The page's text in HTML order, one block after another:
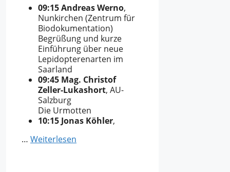
09:15 Andreas Werno,
Nunkirchen (Zentrum für
Biodokumentation)
Begrüßung und kurze
Einführung über neue
Lepidopterenarten im
Saarland
09:45 Mag. Christof
Zeller-Lukashort, AU-
Salzburg
Die Urmotten
10:15 Jonas Köhler,
… Weiterlesen